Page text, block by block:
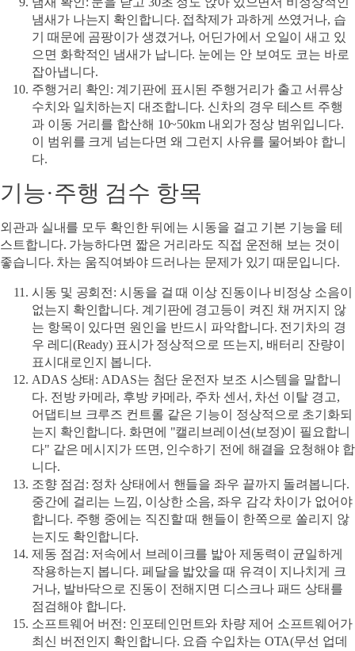
냄새가 나는지 확인합니다. 접착제가 과하게 쓰였거나, 습
기 때문에 곰팡이가 생겼거나, 어딘가에서 오일이 새고 있
으면 화학적인 냄새가 납니다. 눈에는 안 보여도 코는 바로
잡아냅니다.
주행거리 확인 : 계기판에 표시된 주행거리가 출고 서류상
수치와 일치하는지 대조합니다. 신차의 경우 테스트 주행
과 이동 거리를 합산해 10~50km 내외가 정상 범위입니다.
이 범위를 크게 넘는다면 왜 그런지 사유를 물어봐야 합니
다.
기능·주행 검수 항목
외관과 실내를 모두 확인한 뒤에는 시동을 걸고 기본 기능을 테
스트합니다. 가능하다면 짧은 거리라도 직접 운전해 보는 것이
좋습니다. 차는 움직여봐야 드러나는 문제가 있기 때문입니다.
시동 및 공회전 : 시동을 걸 때 이상 진동이나 비정상 소음이
없는지 확인합니다. 계기판에 경고등이 켜진 채 꺼지지 않
는 항목이 있다면 원인을 반드시 파악합니다. 전기차의 경
우 레디(Ready) 표시가 정상적으로 뜨는지, 배터리 잔량이
표시대로인지 봅니다.
ADAS 상태 : ADAS는 첨단 운전자 보조 시스템을 말합니
다. 전방 카메라, 후방 카메라, 주차 센서, 차선 이탈 경고,
어댑티브 크루즈 컨트롤 같은 기능이 정상적으로 초기화되
는지 확인합니다. 화면에 "캘리브레이션(보정)이 필요합니
다" 같은 메시지가 뜨면, 인수하기 전에 해결을 요청해야 합
니다.
조향 점검: 정차 상태에서 핸들을 좌우 끝까지 돌려봅니다.
중간에 걸리는 느낌, 이상한 소음, 좌우 감각 차이가 없어야
합니다. 주행 중에는 직진할 때 핸들이 한쪽으로 쏠리지 않
는지도 확인합니다.
제동 점검: 저속에서 브레이크를 밟아 제동력이 균일하게
작용하는지 봅니다. 페달을 밟았을 때 유격이 지나치게 크
거나, 발바닥으로 진동이 전해지면 디스크나 패드 상태를
점검해야 합니다.
소프트웨어 버전 : 인포테인먼트와 차량 제어 소프트웨어가
최신 버전인지 확인합니다. 요즘 수입차는 OTA(무선 업데